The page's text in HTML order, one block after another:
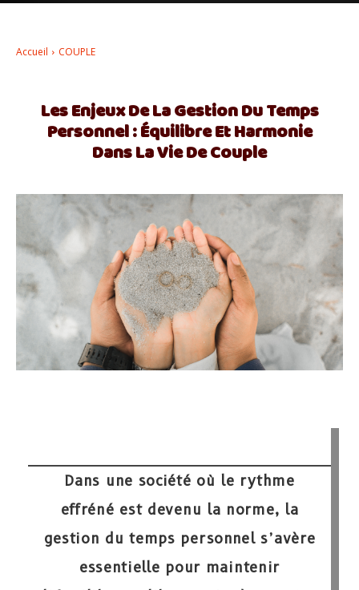
Accueil COUPLE
Les Enjeux De La Gestion Du Temps
Personnel : Équilibre Et Harmonie
Dans La Vie De Couple
Dans une société où le rythme
effréné est devenu la norme, la
gestion du temps personnel s’avère
essentielle pour maintenir